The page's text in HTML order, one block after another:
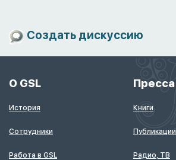
Создать дискуссию
О GSL
История
Сотрудники
Работа в GSL
Пресса
Книги
Публикации
Радио, ТВ